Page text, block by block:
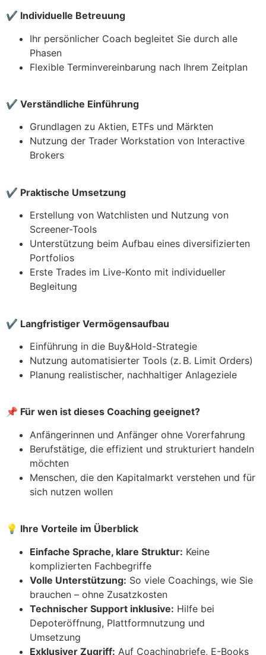
✔ Individuelle Betreuung
Ihr persönlicher Coach begleitet Sie durch alle
Phasen
Flexible Terminvereinbarung nach Ihrem Zeitplan
✔ Verständliche Einführung
Grundlagen zu Aktien, ETFs und Märkten
Nutzung der Trader Workstation von Interactive
Brokers
✔ Praktische Umsetzung
Erstellung von Watchlisten und Nutzung von
Screener-Tools
Unterstützung beim Aufbau eines diversifizierten
Portfolios
Erste Trades im Live-Konto mit individueller
Begleitung
✔ Langfristiger Vermögensaufbau
Einführung in die Buy&Hold-Strategie
Nutzung automatisierter Tools (z. B. Limit Orders)
Planung realistischer, nachhaltiger Anlageziele
📌 Für wen ist dieses Coaching geeignet?
Anfängerinnen und Anfänger ohne Vorerfahrung
Berufstätige, die effizient und strukturiert handeln
möchten
Menschen, die den Kapitalmarkt verstehen und für
sich nutzen wollen
💡 Ihre Vorteile im Überblick
Einfache Sprache, klare Struktur: Keine
komplizierten Fachbegriffe
Volle Unterstützung: So viele Coachings, wie Sie
brauchen – ohne Zusatzkosten
Technischer Support inklusive: Hilfe bei
Depoteröffnung, Plattformnutzung und
Umsetzung
Exklusiver Zugriff: Auf Coachingbriefe, E-Books